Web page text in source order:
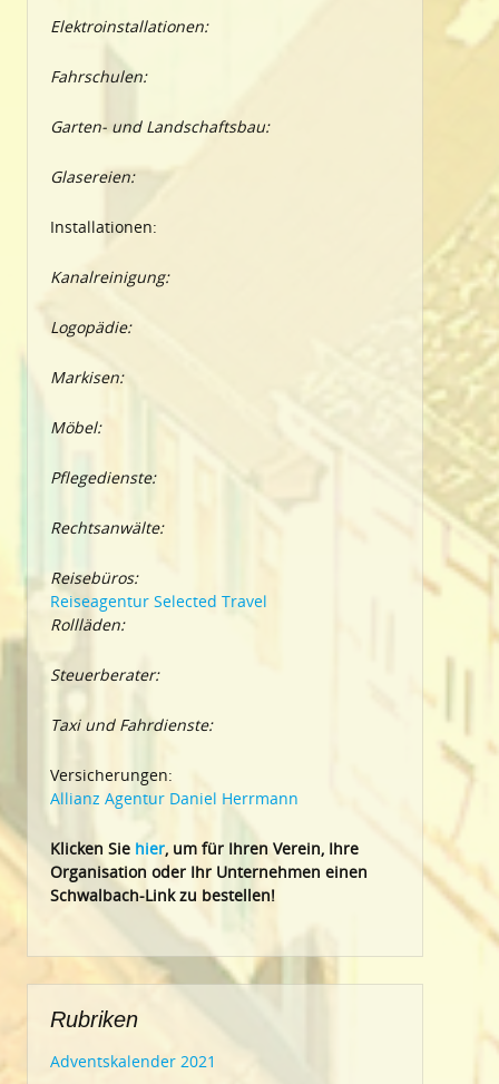
Elektroinstallationen:
Fahrschulen:
Garten- und Landschaftsbau:
Glasereien:
Installationen:
Kanalreinigung:
Logopädie:
Markisen:
Möbel:
Pflegedienste:
Rechtsanwälte:
Reisebüros:
Reiseagentur Selected Travel
Rollläden:
Steuerberater:
Taxi und Fahrdienste:
Versicherungen:
Allianz Agentur Daniel Herrmann
Klicken Sie hier, um für Ihren Verein, Ihre
Organisation oder Ihr Unternehmen einen
Schwalbach-Link zu bestellen!
Rubriken
Adventskalender 2021